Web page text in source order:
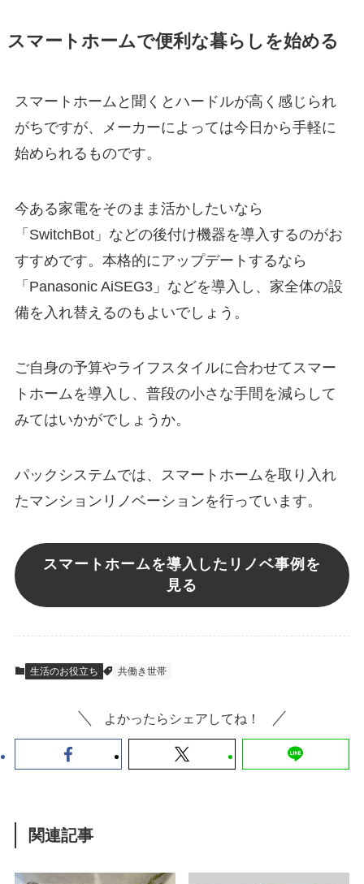
スマートホームで便利な暮らしを始める
スマートホームと聞くとハードルが高く感じられ
がちですが、メーカーによっては今日から手軽に
始められるものです。
今ある家電をそのまま活かしたいなら
「SwitchBot」などの後付け機器を導入するのがお
すすめです。本格的にアップデートするなら
「Panasonic AiSEG3」などを導入し、家全体の設
備を入れ替えるのもよいでしょう。
ご自身の予算やライフスタイルに合わせてスマー
トホームを導入し、普段の小さな手間を減らして
みてはいかがでしょうか。
パックシステムでは、スマートホームを取り入れ
たマンションリノベーションを行っています。
スマートホームを導入したリノベ事例を
見る
生活のお役立ち 共働き世帯
よかったらシェアしてね！
関連記事